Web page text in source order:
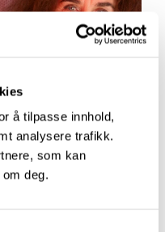
å tilpasse innhold,
analysere trafikk.
som kan
deg.